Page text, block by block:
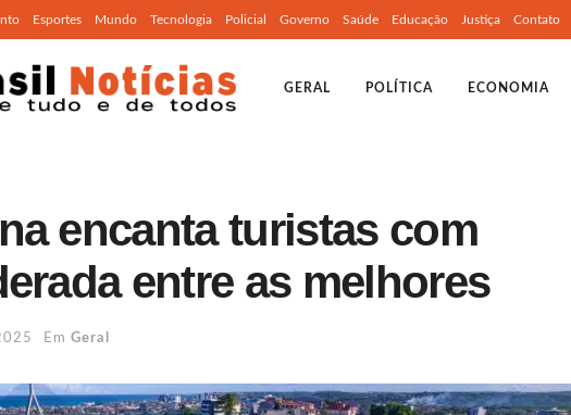
Esportes Mundo Tecnologia Policial Governo Saúde Educação Justiça Contato
GERAL POLÍTICA ECONOMIA
encanta turistas com
entre as melhores
Em Geral